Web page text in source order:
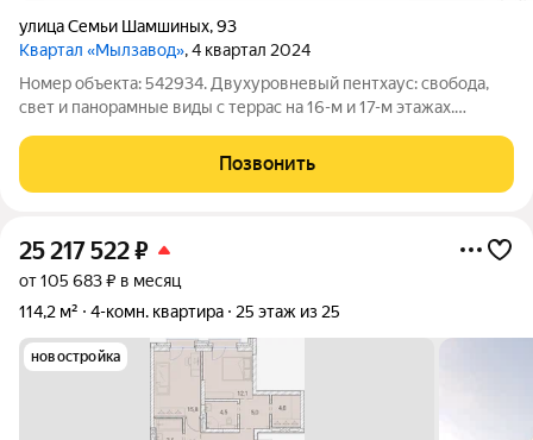
улица Семьи Шамшиных,93
Квартал «Мылзавод», 4 квартал 2024
Номер объекта: 542934. Двухуровневый пентхаус: свобода,
свет и панорамные виды с террас на 16-м и 17-м этажах.
верхнем уровне знакового жилого комплекса «Мылзавод».
Это не просто квартира, это ваша
Позвонить
25 217 522₽
от 105 683 ₽ в месяц
114,2 м²
4-комн. квартира 25 этаж из 25
новостройка